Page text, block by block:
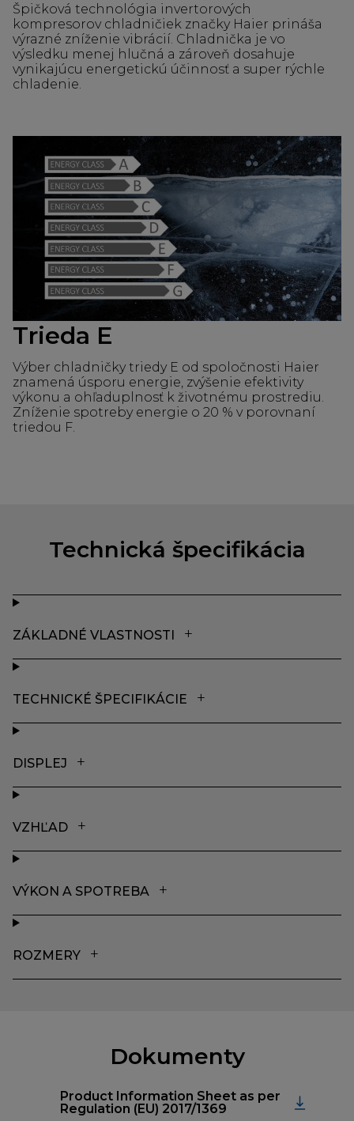
Špičková technológia invertorových
kompresorov chladničiek značky Haier prináša
výrazné zníženie vibrácií. Chladnička je vo
výsledku menej hlučná a zároveň dosahuje
vynikajúcu energetickú účinnosť a super rýchle
chladenie.
Trieda E
Výber chladničky triedy E od spoločnosti Haier
znamená úsporu energie, zvýšenie efektivity
výkonu a ohľaduplnosť k životnému prostrediu.
Zníženie spotreby energie o 20 % v porovnaní
triedou F.
Technická špecifikácia
ZÁKLADNÉ VLASTNOSTI
TECHNICKÉ ŠPECIFIKÁCIE
DISPLEJ
VZHĽAD
VÝKON A SPOTREBA
ROZMERY
Dokumenty
Product Information Sheet as per
Regulation (EU) 2017/1369